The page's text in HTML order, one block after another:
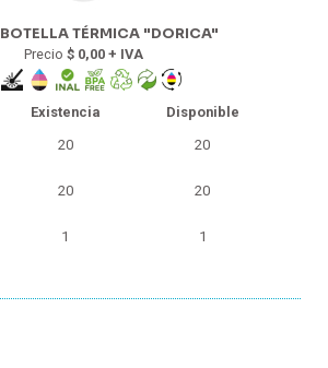
BOTELLA TÉRMICA "DORICA"
Precio $ 0,00 + IVA
Existencia
Disponible
20
20
20 20
1 1